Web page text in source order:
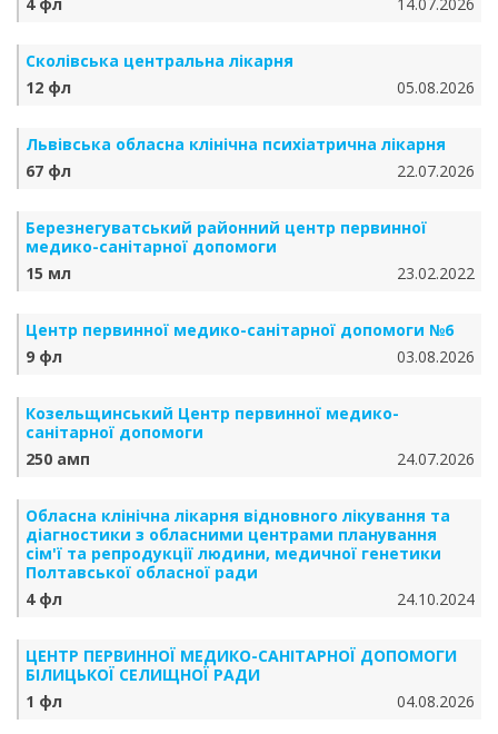
Сколівська центральна лікарня
12 фл
05.08.2026
Львівська обласна клінічна психіатрична лікарня
67 фл
22.07.2026
Березнегуватський районний центр первинної
медико-санітарної допомоги
15 мл
23.02.2022
Центр первинної медико-санітарної допомоги №6
9 фл
03.08.2026
Козельщинський Центр первинної медико-
санітарної допомоги
250 амп
24.07.2026
Обласна клінічна лікарня відновного лікування та
діагностики з обласними центрами планування
сім'ї та репродукції людини, медичної генетики
Полтавської обласної ради
4 фл
24.10.2024
ЦЕНТР ПЕРВИННОЇ МЕДИКО-САНІТАРНОЇ ДОПОМОГИ
БІЛИЦЬКОЇ СЕЛИЩНОЇ РАДИ
1 фл
04.08.2026